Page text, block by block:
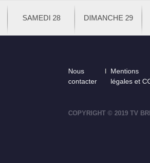
SAMEDI 28 DIMANCHE 29
Footer
Nous
contacter
Mentions
légales et
COPYRIGHT © 2019 TV